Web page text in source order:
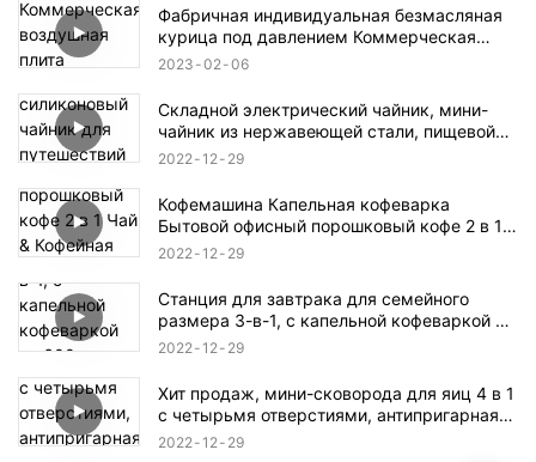
Фабричная индивидуальная безмасляная
курица под давлением Коммерческая
воздушная плита Фритюрница Воздушные
2023 02 06
Складной электрический чайник, мини-
чайник из нержавеющей стали, пищевой
силиконовый чайник для путешествий
носить с собой, простое управление
2022 12 29
Кофемашина Капельная кофеварка
Бытовой офисный порошковый кофе 2 в 1
Чай & Кофейная офисная чашка
воды
2022 12 29
Станция для завтрака для семейного
размера 3-в-1, с капельной кофеваркой на
600 мл, сковородой с антипригарным
2022 12 29
Хит продаж, мини-сковорода для яиц 4 в 1
с четырьмя отверстиями, антипригарная
сковорода для гриля, разделенная
2022 12 29